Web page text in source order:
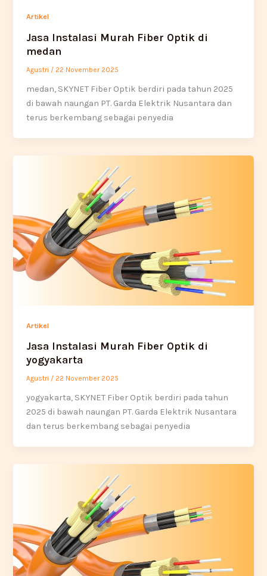
Artikel
Jasa Instalasi Murah Fiber Optik di
medan
Agustri / 22 November 2025
medan, SKYNET Fiber Optik berdiri pada tahun 2025
di bawah naungan PT. Garda Elektrik Nusantara dan
terus berkembang sebagai penyedia
Artikel
Jasa Instalasi Murah Fiber Optik di
yogyakarta
Agustri / 22 November 2025
yogyakarta, SKYNET Fiber Optik berdiri pada tahun
2025 di bawah naungan PT. Garda Elektrik Nusantara
dan terus berkembang sebagai penyedia